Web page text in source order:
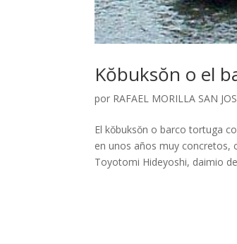
Kŏbuksŏn o el
por RAFAEL MORILLA SAN
El kŏbuksŏn o barco tortuga
en unos años muy concretos,
Toyotomi Hideyoshi, daimio